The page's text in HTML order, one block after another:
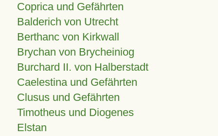
Coprica und Gefährten
Balderich von Utrecht
Berthanc von Kirkwall
Brychan von Brycheiniog
Burchard II. von Halberstadt
Caelestina und Gefährten
Clusus und Gefährten
Timotheus und Diogenes
Elstan